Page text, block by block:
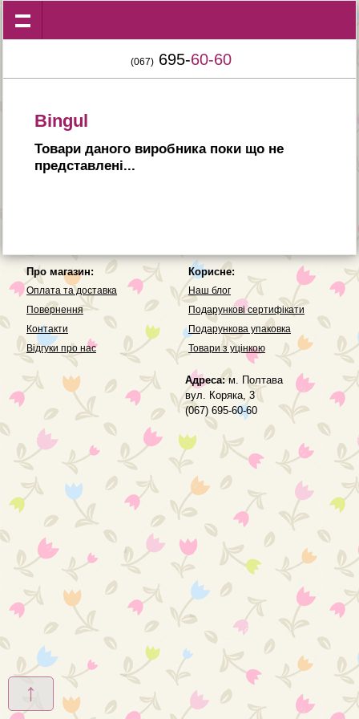
(067) 695-60-60
Bingul
Товари даного виробника поки що не
представленi...
↑
Про магазин:
Оплата та доставка
Повернення
Контакти
Вiдгуки про нас
Корисне:
Наш блог
Подарункові сертифікати
Подарункова упаковка
Товари з уцінкою
Адреса:м. Полтава
вул. Коряка, 3
(067) 695-60-60